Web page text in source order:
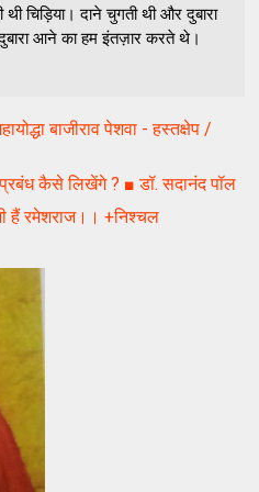
चिड़िया। दाने चुगती थी और दुबारा
आने का हम इंतज़ार करते थे।
बाजीराव पेशवा - हस्तक्षेप /
कैसे लिखेंगे ? ■ डॉ. सदानंद पॉल
हैं रमेशराज।। +निश्चल